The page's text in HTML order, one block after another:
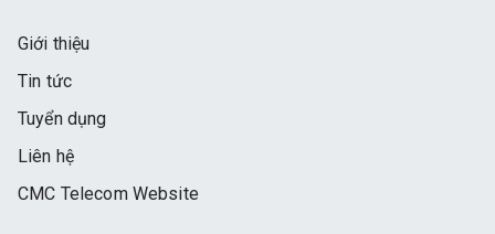
Giới thiệu
Tin tức
Tuyển dụng
Liên hệ
CMC Telecom Website